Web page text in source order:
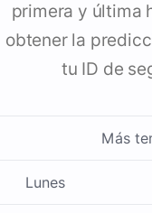
primera y última
obtener la
tu ID de
Más
Lunes